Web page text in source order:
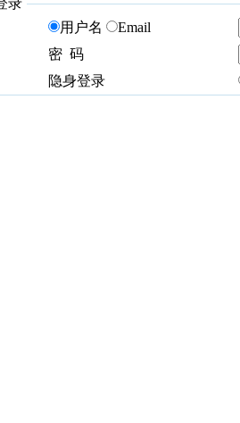
录
用户名
Email
密 码
隐身登录